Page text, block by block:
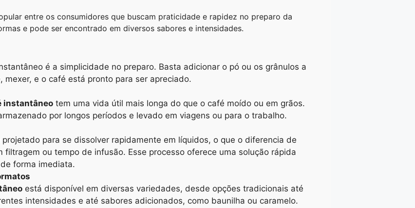
entre os consumidores que buscam praticidade e rapidez no preparo da
e pode ser encontrado em diversos sabores e intensidades.
é a simplicidade no preparo. Basta adicionar o pó ou os grânulos a
mexer, e o café está pronto para ser apreciado.
instantâneo tem uma vida útil mais longa do que o café moído ou em grãos.
por longos períodos e levado em viagens ou para o trabalho.
para se dissolver rapidamente em líquidos, o que o diferencia de
filtragem ou tempo de infusão. Esse processo oferece uma solução rápida
forma imediata.
está disponível em diversas variedades, desde opções tradicionais até
intensidades e até sabores adicionados, como baunilha ou caramelo.